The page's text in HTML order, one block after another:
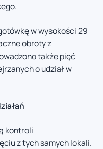
w wysokości 29
obroty z
także pięć
o udział w
kontroli
z tych samych lokali.